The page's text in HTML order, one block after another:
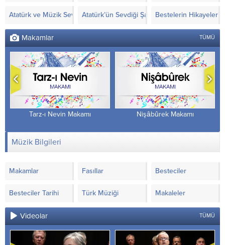
Atatürk ve Müzik SevgisiAtatürk’ün Sevdiği Şarkılar ve Notaları
Bestelerin Hikayeleri
Makamlar TÜMÜ
Tarz-ı Nevin Makamı Nişâbûrek Makamı
Müzik Bilgileri
Makamlar Fasıllar Besteciler
Besteciler Tarihi Türk Müziği Makaleler
Videolar TÜMÜ